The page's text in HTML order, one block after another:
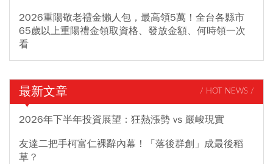
2026重陽敬老禮金懶人包，最高領5萬！全台各縣市
65歲以上重陽禮金領取資格、發放金額、何時領一次
看
最新文章 / HOT NEWS /
2026年下半年投資展望：狂熱漲勢 vs 嚴峻現實
友達二把手柯富仁裸辭內幕！「落後群創」成最後稻
草？